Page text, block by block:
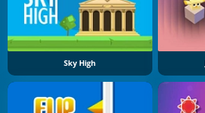
Sky High